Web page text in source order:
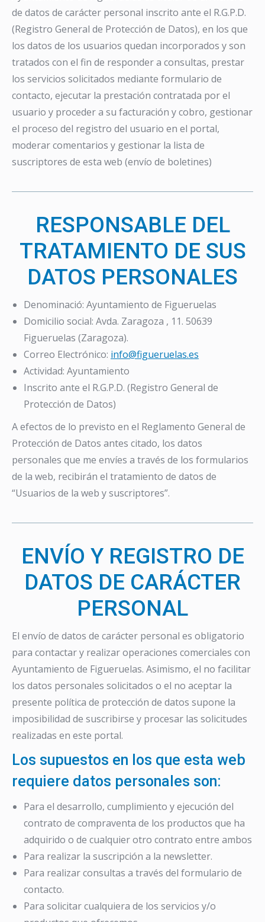
de datos de carácter personal inscrito ante el R.G.P.D.
(Registro General de Protección de Datos), en los que
los datos de los usuarios quedan incorporados y son
tratados con el fin de responder a consultas, prestar
los servicios solicitados mediante formulario de
contacto, ejecutar la prestación contratada por el
usuario y proceder a su facturación y cobro, gestionar
el proceso del registro del usuario en el portal,
moderar comentarios y gestionar la lista de
suscriptores de esta web (envío de boletines)
RESPONSABLE DEL
TRATAMIENTO DE SUS
DATOS PERSONALES
Denominació: Ayuntamiento de Figueruelas
Domicilio social: Avda. Zaragoza , 11. 50639
Figueruelas (Zaragoza).
Correo Electrónico: info@figueruelas.es
Actividad: Ayuntamiento
Inscrito ante el R.G.P.D. (Registro General de
Protección de Datos)
A efectos de lo previsto en el Reglamento General de
Protección de Datos antes citado, los datos
personales que me envíes a través de los formularios
de la web, recibirán el tratamiento de datos de
“Usuarios de la web y suscriptores”.
ENVÍO Y REGISTRO DE
DATOS DE CARÁCTER
PERSONAL
El envío de datos de carácter personal es obligatorio
para contactar y realizar operaciones comerciales con
Ayuntamiento de Figueruelas. Asimismo, el no facilitar
los datos personales solicitados o el no aceptar la
presente política de protección de datos supone la
imposibilidad de suscribirse y procesar las solicitudes
realizadas en este portal.
Los supuestos en los que esta web
requiere datos personales son:
Para el desarrollo, cumplimiento y ejecución del
contrato de compraventa de los productos que ha
adquirido o de cualquier otro contrato entre ambos
Para realizar la suscripción a la newsletter.
Para realizar consultas a través del formulario de
contacto.
Para solicitar cualquiera de los servicios y/o